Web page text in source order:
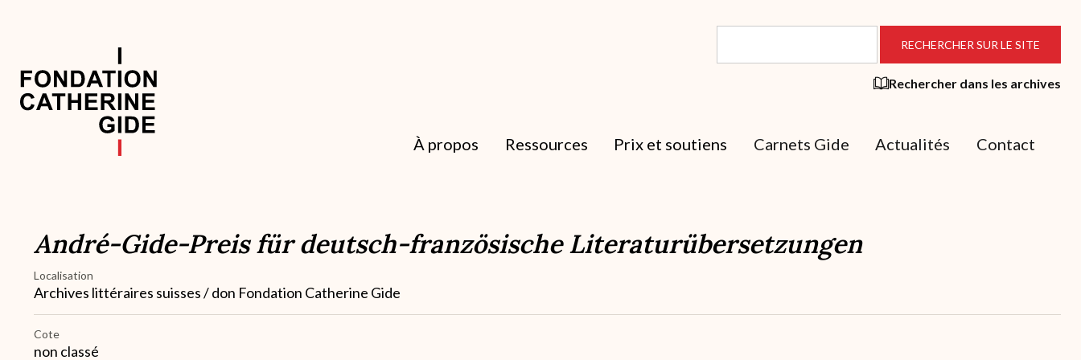
contenu
principal
Rechercher dans les archives
principale
À propos Ressources Prix et soutiens Carnets Gide Actualités Contact
André-Gide-Preis für deutsch-französische Literaturübersetzungen
Localisation
Archives littéraires suisses / don Fondation Catherine Gide
Cote
non classé